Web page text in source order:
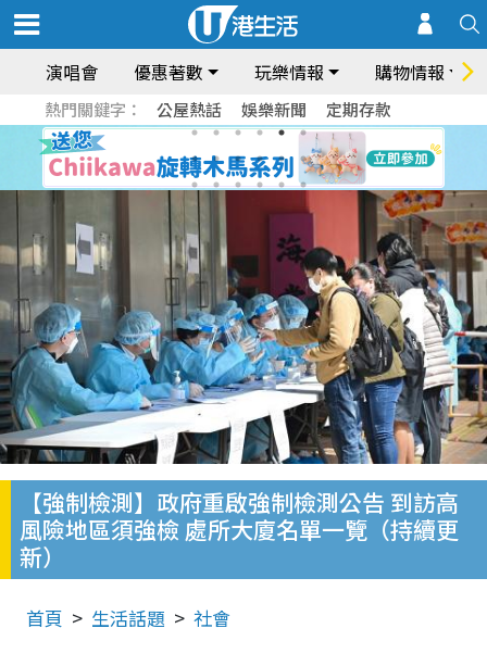
演唱會 優惠著數 玩樂情報 購物情報
熱門關鍵字： 公屋熱話 娛樂新聞 定期存款
【強制檢測】政府重啟強制檢測公告 到訪高
風險地區須強檢 處所大廈名單一覽（持續更
新）
首頁 生活話題 社會